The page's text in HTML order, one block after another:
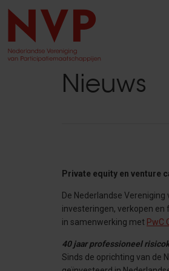
Nieuws
Private equity en venture
De Nederlandse
investeringen, verkopen en
in samenwerking met PwC
40 jaar professioneel
Sinds de oprichting van de